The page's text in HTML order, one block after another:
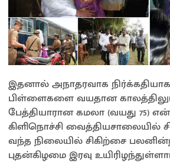
இதனால் அநாதரவாக
பிள்ளைகளை வயதான காலத்திலும்
பேத்தியாரான கமலா (வயது 75)
கிளிநொச்சி வைத்தியசாலையில்
வந்த நிலையில் சிகிற்சை
புதன்கிழமை இரவு